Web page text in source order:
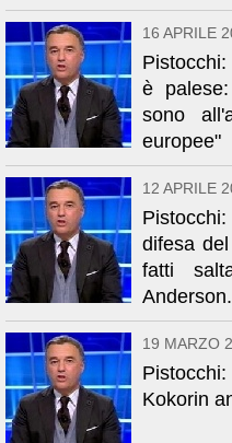
16 APRILE
è
sono
europee"
12 APRILE
difesa
fatti
19 MARZO
Kokorin